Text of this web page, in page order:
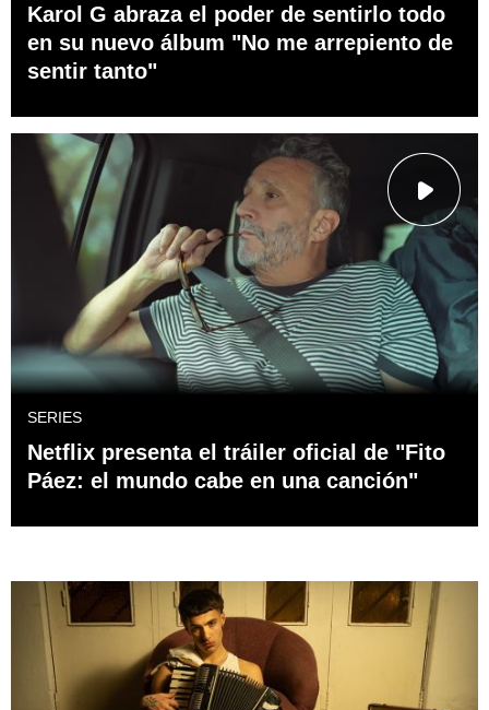
Karol G abraza el poder de sentirlo todo
en su nuevo álbum "No me arrepiento de
sentir tanto"
SERIES
Netflix presenta el tráiler oficial de "Fito
Páez: el mundo cabe en una canción"